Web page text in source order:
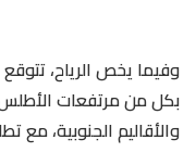
وفيما يخص الرياح،
بكل من مرتفعات
والأقاليم الجنوبية، مع